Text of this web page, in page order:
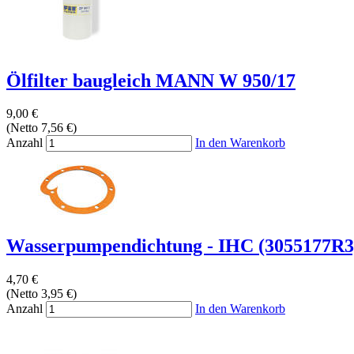
Ölfilter baugleich MANN W 950/17
9,00 €
(Netto 7,56 €)
Anzahl
In den Warenkorb
Wasserpumpendichtung - IHC
4,70 €
(Netto 3,95 €)
Anzahl
In den Warenkorb